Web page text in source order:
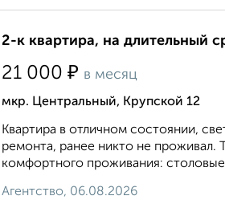
2-к квартира, на длительный
21 000 ₽ в месяц
мкр. Центральный, Крупской 12
Квартира в отличном состоянии,
ремонта, ранее никто не проживал.
комфортного проживания:
Агентство, 06.08.2026